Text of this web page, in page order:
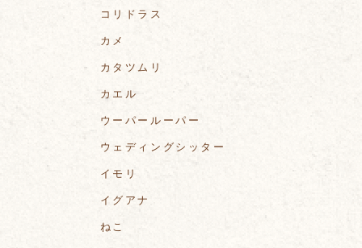
コリドラス
カメ
カタツムリ
カエル
ウーパールーパー
ウェディングシッター
イモリ
イグアナ
ねこ